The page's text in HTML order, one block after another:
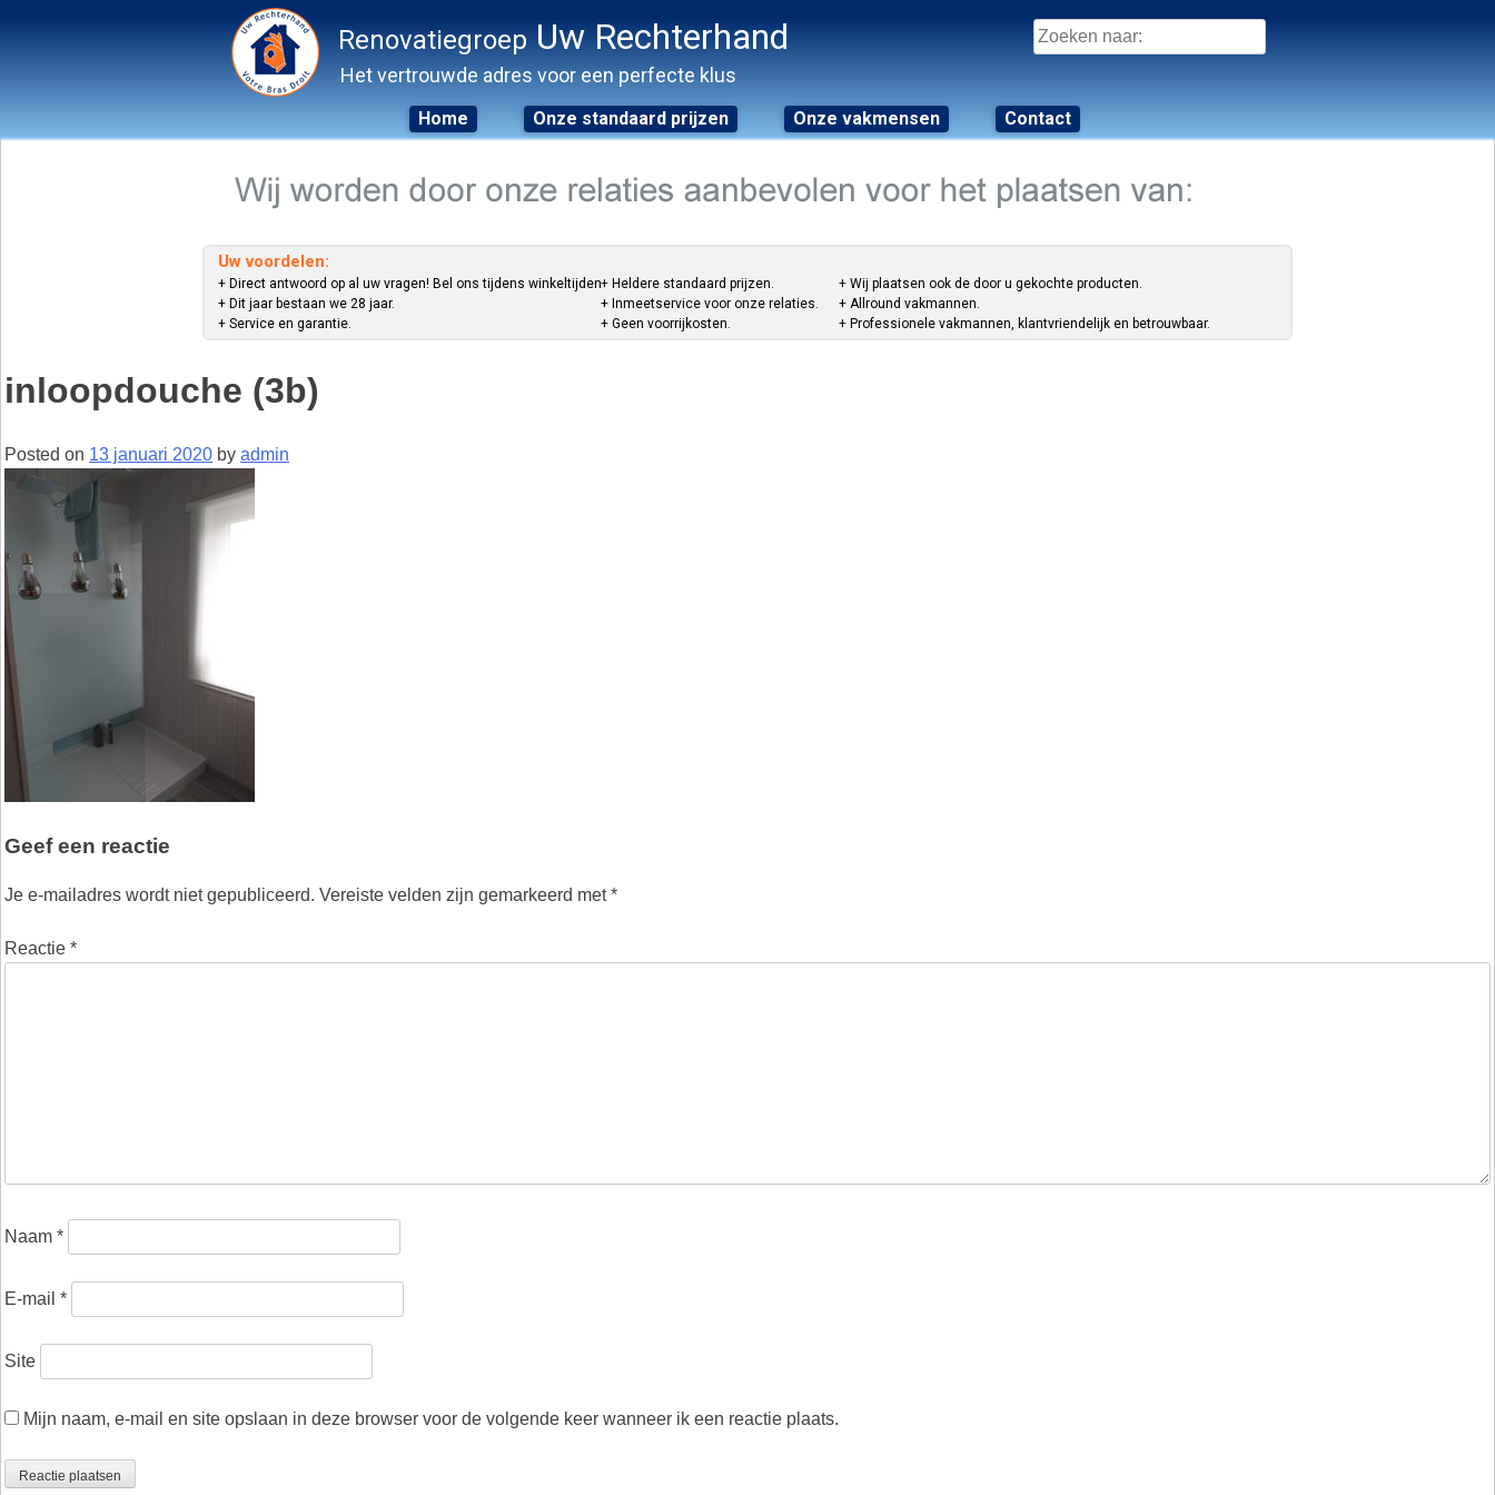
Renovatiegroep Uw Rechterhand
Het vertrouwde adres voor een perfecte klus
Zoeken
naar:
Home Onze standaard prijzen Onze vakmensen Contact
Uw voordelen:
+ Direct antwoord op al uw vragen! Bel ons tijdens winkeltijden.
+ Dit jaar bestaan we 28 jaar.
+ Service en garantie.
+ Heldere standaard prijzen.
+ Inmeetservice voor onze relaties.
+ Geen voorrijkosten.
+ Wij plaatsen ook de door u gekochte producten.
+ Allround vakmannen.
+ Professionele vakmannen, klantvriendelijk en betrouwbaar.
inloopdouche (3b)
Posted on 13 januari 2020 by admin
Geef een reactie
Je e-mailadres wordt niet gepubliceerd. Vereiste velden zijn gemarkeerd met*
Reactie *
Naam *
E-mail *
Site
Mijn naam, e-mail en site opslaan in deze browser voor de volgende keer wanneer ik een reactie plaats.